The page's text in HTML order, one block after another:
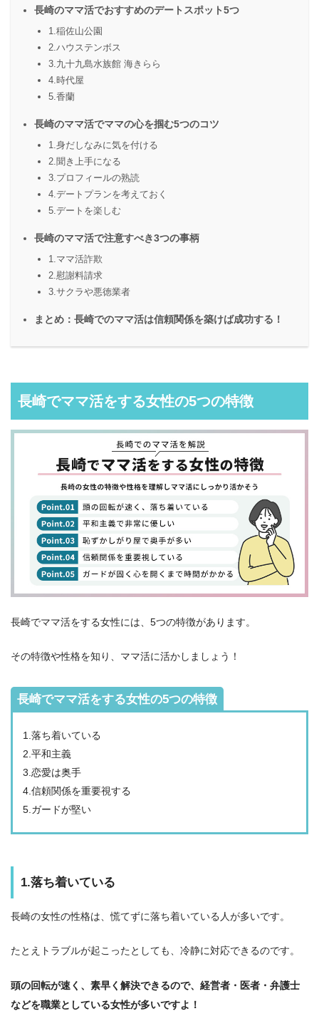
長崎のママ活でおすすめのデートスポット5つ
1.稲佐山公園
2.ハウステンボス
3.九十九島水族館 海きらら
4.時代屋
5.香蘭
長崎のママ活でママの心を掴む5つのコツ
1.身だしなみに気を付ける
2.聞き上手になる
3.プロフィールの熟読
4.デートプランを考えておく
5.デートを楽しむ
長崎のママ活で注意すべき3つの事柄
1.ママ活詐欺
2.慰謝料請求
3.サクラや悪徳業者
まとめ：長崎でのママ活は信頼関係を築けば成功する！
長崎でママ活をする女性の5つの特徴
長崎でママ活をする女性には、5つの特徴があります。
その特徴や性格を知り、ママ活に活かしましょう！
長崎でママ活をする女性の5つの特徴
1.落ち着いている
2.平和主義
3.恋愛は奥手
4.信頼関係を重要視する
5.ガードが堅い
1.落ち着いている
長崎の女性の性格は、慌てずに落ち着いている人が多いです。
たとえトラブルが起こったとしても、冷静に対応できるのです。
頭の回転が速く、素早く解決できるので、経営者・医者・弁護士
などを職業としている女性が多いですよ！